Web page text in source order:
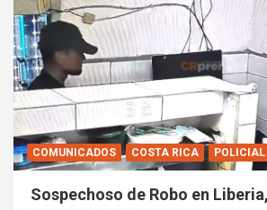
COMUNICADOS COSTA RICA POLICIAL
Sospechoso de Robo en